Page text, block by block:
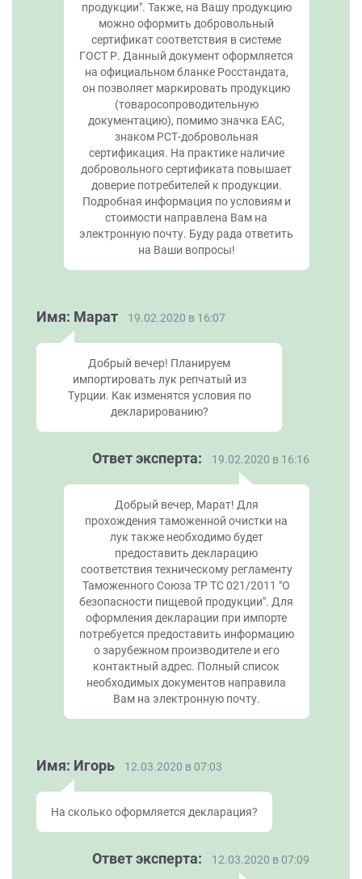
продукции". Также, на Вашу продукцию
можно оформить добровольный
сертификат соответствия в системе
ГОСТ Р. Данный документ оформляется
на официальном бланке Росстандата,
он позволяет маркировать продукцию
(товаросопроводительную
документацию), помимо значка ЕАС,
знаком РСТ-добровольная
сертификация. На практике наличие
добровольного сертификата повышает
доверие потребителей к продукции.
Подробная информация по условиям и
стоимости направлена Вам на
электронную почту. Буду рада ответить
на Ваши вопросы!
Имя: Марат 19.02.2020 в 16:07
Добрый вечер! Планируем
импортировать лук репчатый из
Турции. Как изменятся условия по
декларированию?
Ответ эксперта: 19.02.2020 в 16:16
Добрый вечер, Марат! Для
прохождения таможенной очистки на
лук также необходимо будет
предоставить декларацию
соответствия техническому регламенту
Таможенного Союза ТР ТС 021/2011 "О
безопасности пищевой продукции". Для
оформления декларации при импорте
потребуется предоставить информацию
о зарубежном производителе и его
контактный адрес. Полный список
необходимых документов направила
Вам на электронную почту.
Имя: Игорь 12.03.2020 в 07:03
На сколько оформляется декларация?
Ответ эксперта: 12.03.2020 в 07:09